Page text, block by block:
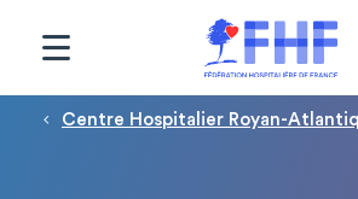
Fil d'Ariane
Centre Hospitalier Royan-
Panneau de gestion des cookies